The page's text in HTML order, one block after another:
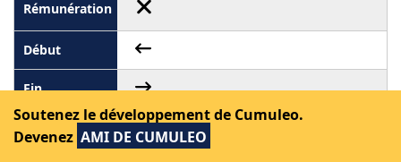
Administratrice
Soutenez le développement de Cumuleo.
Devenez AMI DE CUMULEO